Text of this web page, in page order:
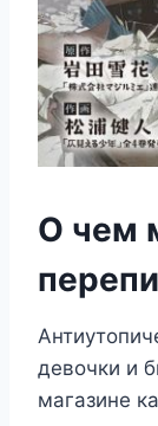
О чем
девочки и
магазине